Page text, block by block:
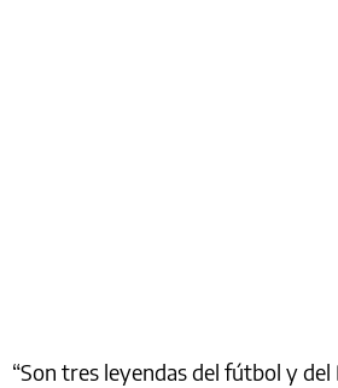
“Son tres leyendas del fútbol y